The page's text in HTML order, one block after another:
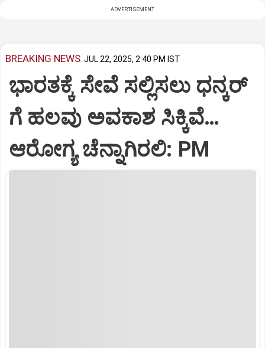
ADVERTISEMENT
BREAKING NEWS JUL 22, 2025, 2:40 PM IST
ಭಾರತಕ್ಕೆ ಸೇವೆ ಸಲ್ಲಿಸಲು ಧನ್ಕರ್‌
ಗೆ ಹಲವು ಅವಕಾಶ ಸಿಕ್ಕಿವೆ…
ಆರೋಗ್ಯ ಚೆನ್ನಾಗಿರಲಿ: PM